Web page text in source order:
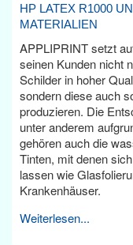
HP LATEX R1000
MATERIALIEN
APPLIPRINT setzt
seinen Kunden nicht
Schilder in hoher
sondern diese auch
produzieren. Die
unter anderem
gehören auch die
Tinten, mit denen
lassen wie
Krankenhäuser.
Weiterlesen...